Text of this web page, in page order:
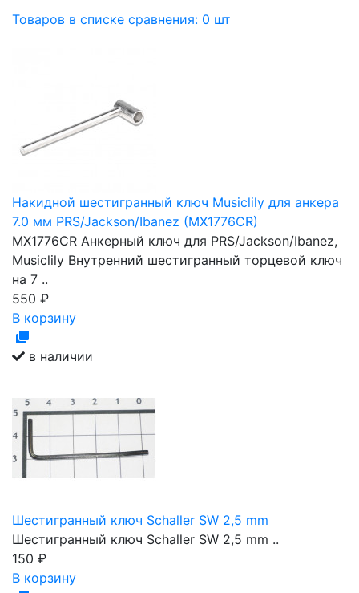
Товаров в списке сравнения: 0 шт
Накидной шестигранный ключ Musiclily для анкера
7.0 мм PRS/Jackson/Ibanez (MX1776CR)
MX1776CR Анкерный ключ для PRS/Jackson/Ibanez,
Musiclily Внутренний шестигранный торцевой ключ
на 7 ..
550 ₽
В корзину
в наличии
Шестигранный ключ Schaller SW 2,5 mm
Шестигранный ключ Schaller SW 2,5 mm ..
150 ₽
В корзину